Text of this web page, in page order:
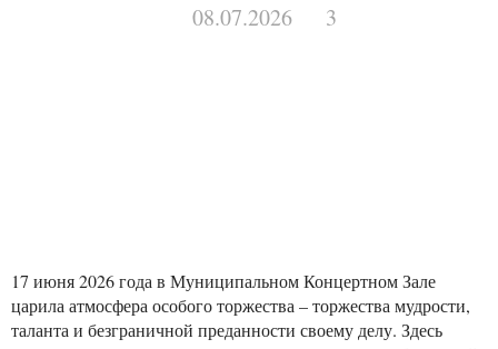
08.07.2026 3
17 июня 2026 года в Муниципальном Концертном Зале
царила атмосфера особого торжества – торжества мудрости,
таланта и безграничной преданности своему делу. Здесь